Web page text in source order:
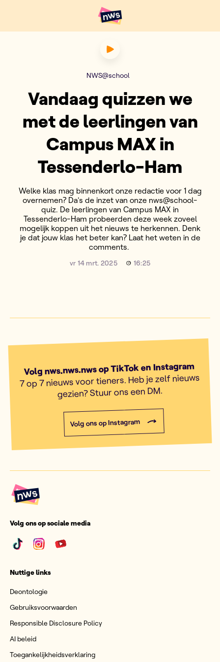
Hoofdpunten VRT NWS
Vandaag quizzen we met
NWS@school
Vandaag quizzen we
met de leerlingen van
Campus MAX in
Tessenderlo-Ham
Welke klas mag binnenkort onze redactie voor 1 dag
overnemen? Da's de inzet van onze nws@school-
quiz. De leerlingen van Campus MAX in
Tessenderlo-Ham probeerden deze week zoveel
mogelijk koppen uit het nieuws te herkennen. Denk
je dat jouw klas het beter kan? Laat het weten in de
comments.
vr 14 mrt. 2025 16:25
Volg nws.nws.nws op TikTok en Instagram
7 op 7 nieuws voor tieners. Heb je zelf nieuws
gezien? Stuur ons een DM.
Volg ons op Instagram
Volg ons op sociale media
Nuttige links
Deontologie
Gebruiksvoorwaarden
Responsible Disclosure Policy
AI beleid
Toegankelijkheidsverklaring